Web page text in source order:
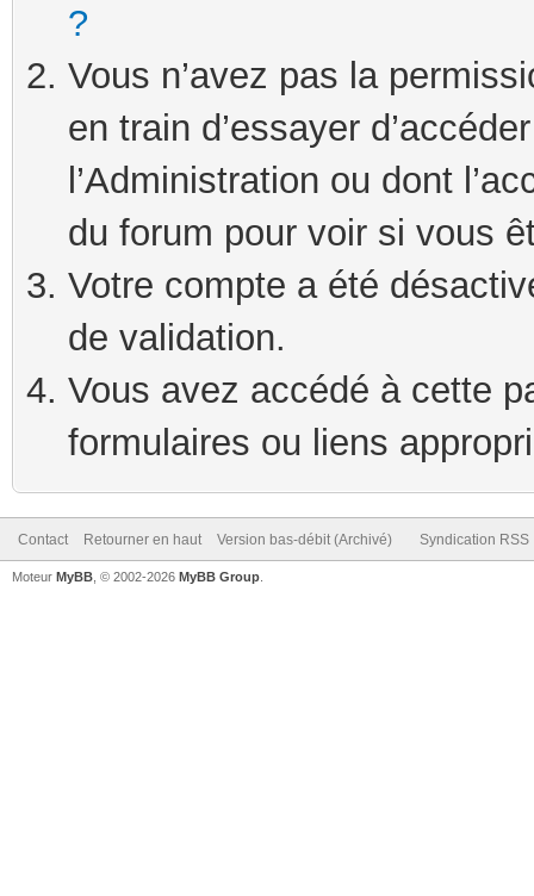
?
Vous n’avez pas la
en train d’essayer
l’Administration ou dont
du forum pour voir si vous
Votre compte a été
de validation.
Vous avez accédé à cette
formulaires ou liens
Contact Retourner en haut Version bas-débit (Archivé) Syndication RSS
Moteur MyBB , © 2002-2026 MyBB Group